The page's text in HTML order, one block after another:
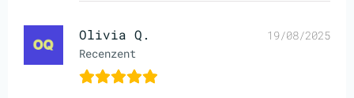
Olivia Q.
Recenzent
19/08/2025